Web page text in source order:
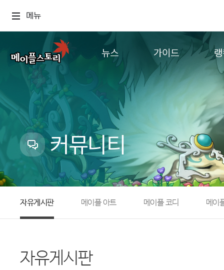
메뉴
뉴스
업데이트
이벤트
캐시샵 공지
메이플 알림판
with maple
가이드
추가정보
컨텐
커뮤니티
자유게시판 메이플 아트 메이플 코디 메이
자유게시판